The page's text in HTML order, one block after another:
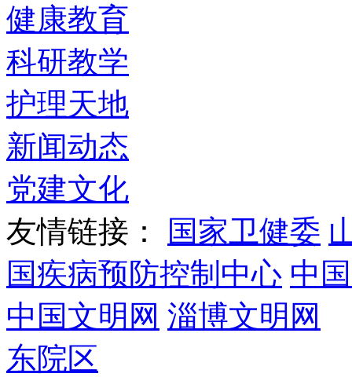
健康教育
科研教学
护理天地
新闻动态
党建文化
友情链接：
国家卫健委
国疾病预防控制中心 中
中国文明网 淄博文明网
东院区